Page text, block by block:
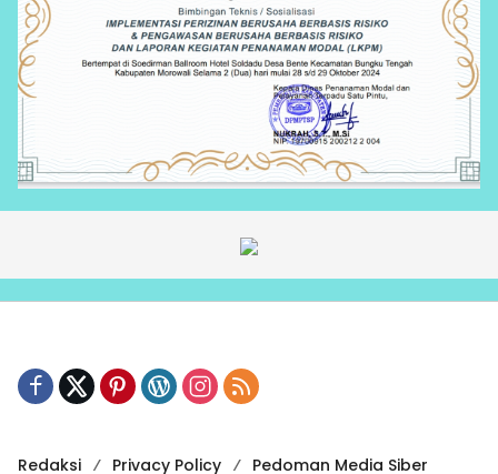
Redaksi Privacy Policy Pedoman Media Siber